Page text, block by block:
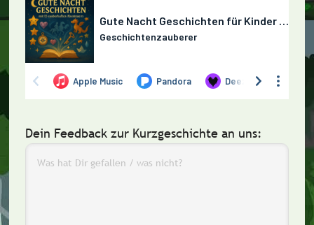
Dein Feedback zur Kurzgeschichte an uns: